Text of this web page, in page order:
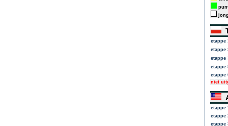
etappe
etappe
etappe
etappe
etappe
niet
etappe
etappe
etappe